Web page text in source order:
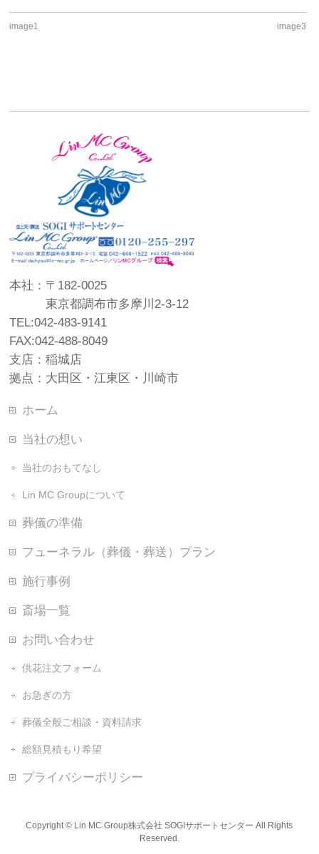
image1 image3
本社：〒182-0025
東京都調布市多摩川2-3-12
TEL:042-483-9141
FAX:042-488-8049
支店：稲城店
拠点：大田区・江東区・川崎市
ホーム
当社の想い
当社のおもてなし
Lin MC Groupについて
葬儀の準備
フューネラル（葬儀・葬送）プラン
施行事例
斎場一覧
お問い合わせ
供花注文フォーム
お急ぎの方
葬儀全般ご相談・資料請求
総額見積もり希望
プライバシーポリシー
Copyright © Lin MC Group株式会社 SOGIサポートセンター All Rights
Reserved.